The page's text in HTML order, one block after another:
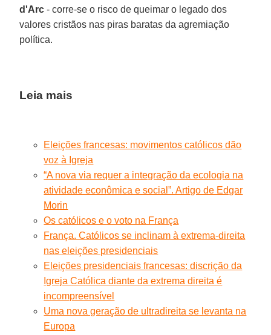
d'Arc - corre-se o risco de queimar o legado dos
valores cristãos nas piras baratas da agremiação
política.
Leia mais
Eleições francesas: movimentos católicos dão
voz à Igreja
“A nova via requer a integração da ecologia na
atividade econômica e social”. Artigo de Edgar
Morin
Os católicos e o voto na França
França. Católicos se inclinam à extrema-direita
nas eleições presidenciais
Eleições presidenciais francesas: discrição da
Igreja Católica diante da extrema direita é
incompreensível
Uma nova geração de ultradireita se levanta na
Europa